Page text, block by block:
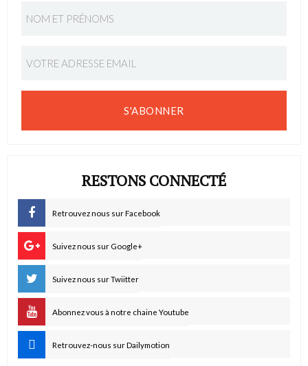
S'ABONNER
RESTONS CONNECTÉ
Retrouvez nous sur Facebook
Suivez nous sur Google+
Suivez nous sur Twiitter
Abonnez vous à notre chaine Youtube
Retrouvez-nous sur Dailymotion